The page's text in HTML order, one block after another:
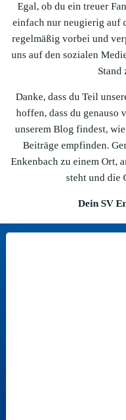
Egal, ob du ein treuer
einfach nur neugierig auf
regelmäßig vorbei und
uns auf den sozialen
Stand
Danke, dass du Teil
hoffen, dass du genauso
unserem Blog findest,
Beiträge empfinden.
Enkenbach zu einem Ort,
steht und die
Dein SV